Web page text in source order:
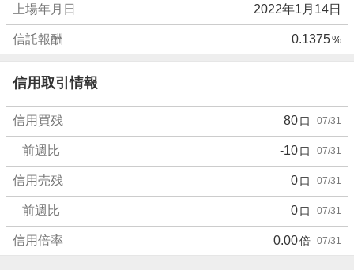
上場年月日 2022年1月14日
信託報酬 0.1375%
信用取引情報
信用買残 80口 07/31
前週比 -10口 07/31
信用売残 0口 07/31
前週比 0口 07/31
信用倍率 0.00倍 07/31